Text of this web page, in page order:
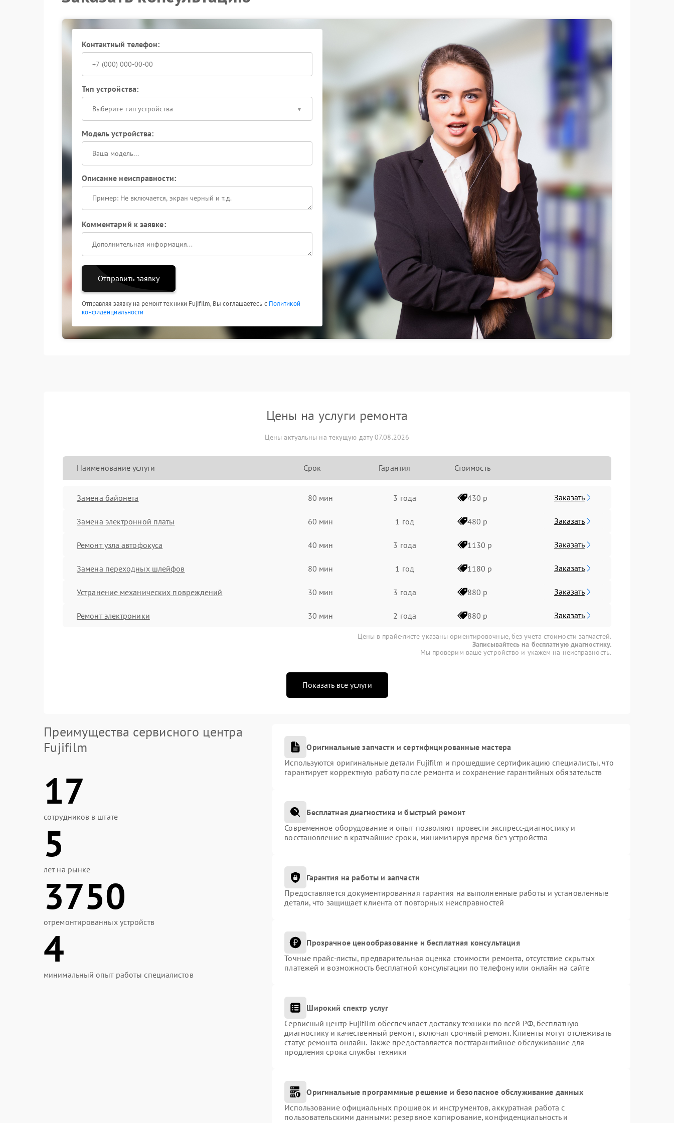
Контактный телефон:
Тип устройства:
Выберите тип устройства
Модель устройства:
Описание неисправности:
Комментарий к заявке:
Отправить заявку
Отправляя заявку на ремонт техники Fujifilm, Вы соглашаетесь с Политикой
конфиденциальности
Цены на услуги ремонта
Цены актуальны на текущую дату 07.08.2026
Наименование услуги Срок Гарантия Стоимость
Замена байонета 80 мин 3 года 430 р Заказать
Замена электронной платы 60 мин 1 год 480 р Заказать
Ремонт узла автофокуса 40 мин 3 года 1130 р Заказать
Замена переходных шлейфов 80 мин 1 год 1180 р Заказать
Устранение механических повреждений 30 мин 3 года 880 р Заказать
Ремонт электроники 30 мин 2 года 880 р Заказать
Цены в прайс-листе указаны ориентировочные, без учета стоимости запчастей.
Записывайтесь на бесплатную диагностику.
Мы проверим ваше устройство и укажем на неисправность.
Показать все услуги
Преимущества сервисного центра
Fujifilm
17
сотрудников в штате
5
лет на рынке
3750
отремонтированных устройств
4
минимальный опыт работы специалистов
Оригинальные запчасти и сертифицированные мастера
Используются оригинальные детали Fujifilm и прошедшие сертификацию специалисты, что
гарантирует корректную работу после ремонта и сохранение гарантийных обязательств
Бесплатная диагностика и быстрый ремонт
Современное оборудование и опыт позволяют провести экспресс-диагностику и
восстановление в кратчайшие сроки, минимизируя время без устройства
Гарантия на работы и запчасти
Предоставляется документированная гарантия на выполненные работы и установленные
детали, что защищает клиента от повторных неисправностей
Прозрачное ценообразование и бесплатная консультация
Точные прайс-листы, предварительная оценка стоимости ремонта, отсутствие скрытых
платежей и возможность бесплатной консультации по телефону или онлайн на сайте
Широкий спектр услуг
Сервисный центр Fujifilm обеспечивает доставку техники по всей РФ, бесплатную
диагностику и качественный ремонт, включая срочный ремонт. Клиенты могут отслеживать
статус ремонта онлайн. Также предоставляется постгарантийное обслуживание для
продления срока службы техники
Оригинальные программные решение и безопасное обслуживание данных
Использование официальных прошивок и инструментов, аккуратная работа с
пользовательскими данными: резервное копирование, конфиденциальность и